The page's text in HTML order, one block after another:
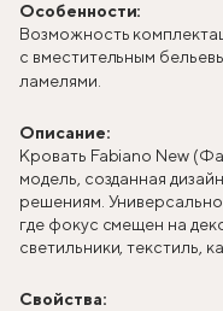
Особенности:
Возможность
с вместительным
ламелями.
Описание:
Кровать Fabiano New
модель, созданная
решениям.
где фокус смещен на
светильники, текстиль,
Свойства: